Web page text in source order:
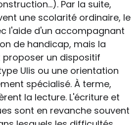
Par la suite,
une scolarité ordinaire, le
l'aide d'un accompagnant
de handicap, mais la
un dispositif
Ulis ou une orientation
spécialisé. À terme,
la lecture. L'écriture et
sont en revanche souvent